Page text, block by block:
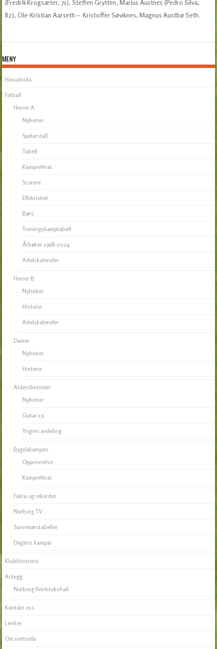
(Fredrik Krogsæter, 71), Steffen Grytten, Marius Austnes (Pedro Silva,
82), Ole-Kristian Aarseth – Kristoffer Søviknes, Magnus Austbø Seth.
MENY
Hovudsida
Fotball
Herrer A
Nyheiter
Spelarstall
Tabell
Kampreferat
Scorere
Effektivitet
Børs
Treningskamptabell
Årbøker 1968-2024
Adelskalender
Herrer B
Nyheiter
Historie
Adelskalender
Damer
Nyheiter
Historie
Aldersbestemt
Nyheiter
Gutar 19
Yngres avdeling
Bygdakampen
Opprinnelse
Kampreferat
Fakta og rekorder
Norborg TV
Sunnmørstabeller
Dagens kampar
Klubbhistorie
Anlegg
Norborg fleirbrukshall
Kontakt oss
Lenker
Om nettsida